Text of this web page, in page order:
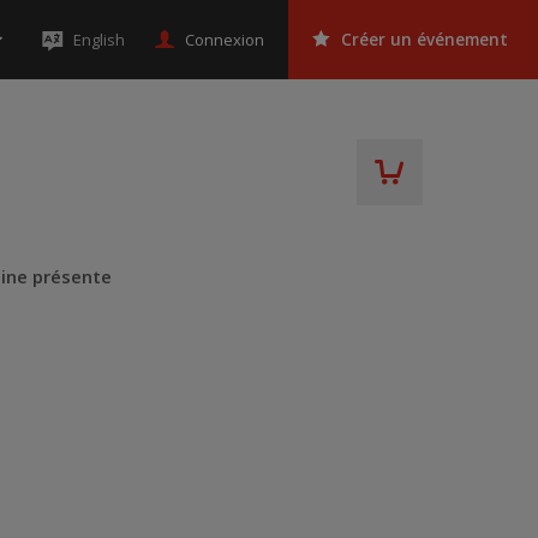
English Connexion Créer un événement
présente